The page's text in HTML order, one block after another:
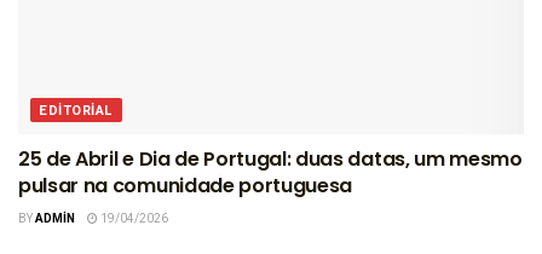
EDITORIAL
25 de Abril e Dia de Portugal: duas datas, um mesmo
pulsar na comunidade portuguesa
BYADMIN 19/04/2026